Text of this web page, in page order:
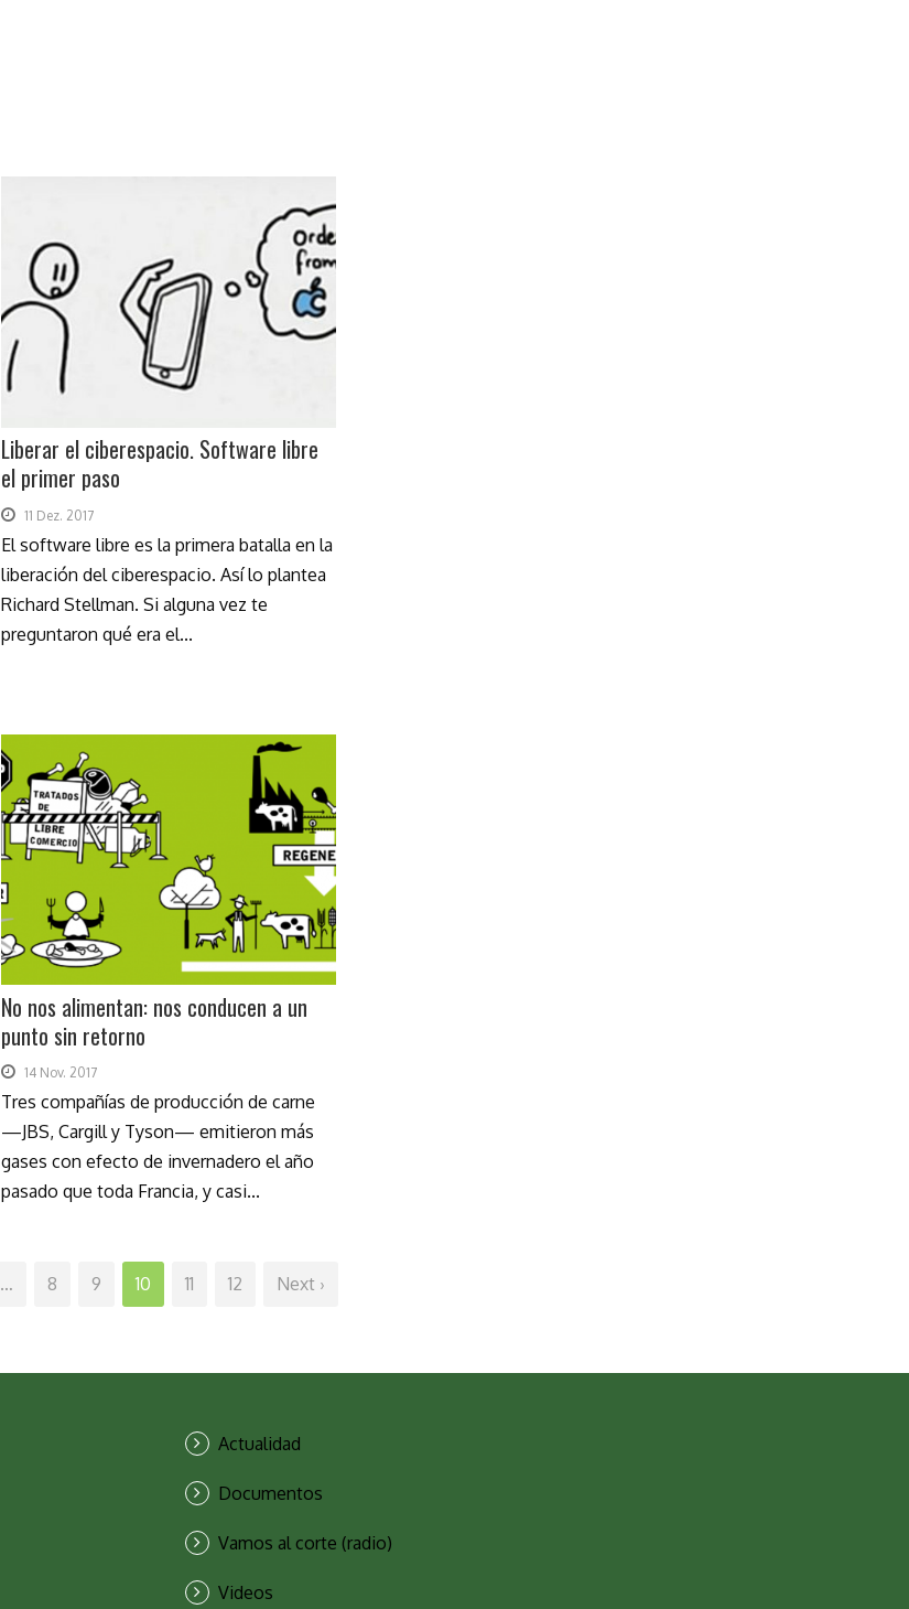
Liberar el ciberespacio. Software libre
el primer paso
11 Dez. 2017
El software libre es la primera batalla en la
liberación del ciberespacio. Así lo plantea
Richard Stellman. Si alguna vez te
preguntaron qué era el...
No nos alimentan: nos conducen a un
punto sin retorno
14 Nov. 2017
Tres compañías de producción de carne
—JBS, Cargill y Tyson— emitieron más
gases con efecto de invernadero el año
pasado que toda Francia, y casi...
… 8 9 10 11 12 Next ›
Actualidad
Documentos
Vamos al corte (radio)
Videos